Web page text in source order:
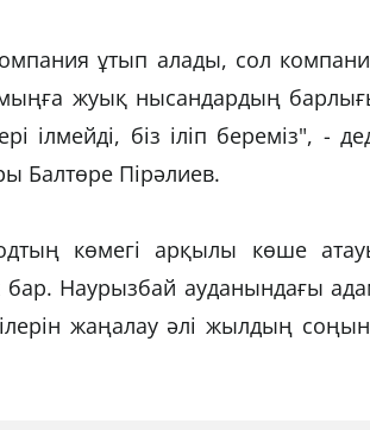
ұтып алады, сол
жуық нысандардың
ілмейді, біз іліп береміз", -
Балтөре Пірәлиев.
көмегі арқылы көше
бар. Наурызбай ауданындағы
жаңалау әлі жылдың